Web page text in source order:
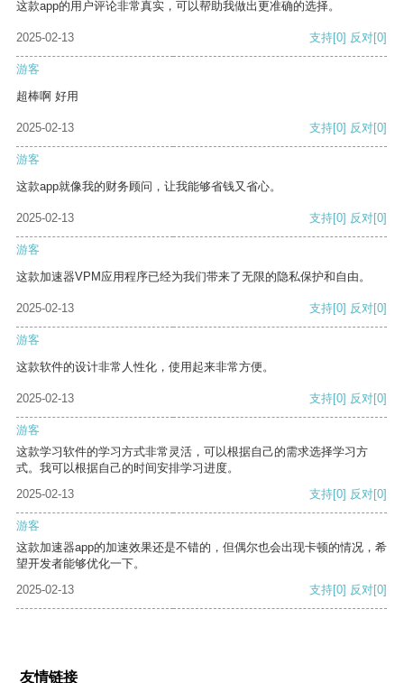
这款app的用户评论非常真实，可以帮助我做出更准确的选择。
2025-02-13 支持[0] 反对[0]
游客
超棒啊 好用
2025-02-13 支持[0] 反对[0]
游客
这款app就像我的财务顾问，让我能够省钱又省心。
2025-02-13 支持[0] 反对[0]
游客
这款加速器VPM应用程序已经为我们带来了无限的隐私保护和自由。
2025-02-13 支持[0] 反对[0]
游客
这款软件的设计非常人性化，使用起来非常方便。
2025-02-13 支持[0] 反对[0]
游客
这款学习软件的学习方式非常灵活，可以根据自己的需求选择学习方
式。我可以根据自己的时间安排学习进度。
2025-02-13
支持[0] 反对[0]
游客
这款加速器app的加速效果还是不错的，但偶尔也会出现卡顿的情况，希
望开发者能够优化一下。
2025-02-13
支持[0] 反对[0]
友情链接